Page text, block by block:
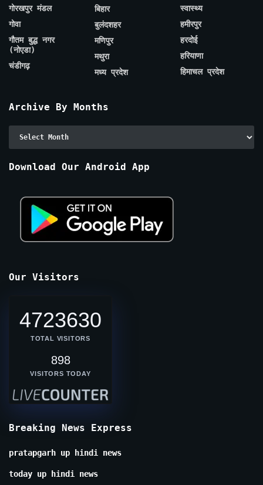
गोरखपुर मंडल
गोवा
गौतम बुद्ध नगर
(नोएडा)
चंडीगढ़
बिहार
बुलंदशहर
मणिपुर
मथुरा
मध्य प्रदेश
स्वास्थ्य
हमीरपुर
हरदोई
हरियाणा
हिमाचल प्रदेश
Archive By Months
Download Our Android App
Our Visitors
4723630
TOTAL VISITORS
898
VISITORS TODAY
Breaking News Express
pratapgarh up hindi news
today up hindi news